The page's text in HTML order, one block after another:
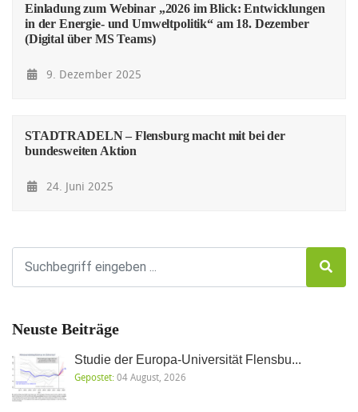
Einladung zum Webinar „2026 im Blick: Entwicklungen
in der Energie- und Umweltpolitik“ am 18. Dezember
(Digital über MS Teams)
9. Dezember 2025
STADTRADELN – Flensburg macht mit bei der
bundesweiten Aktion
24. Juni 2025
Neuste Beiträge
Studie der Europa-Universität Flensbu...
Gepostet:04 August, 2026